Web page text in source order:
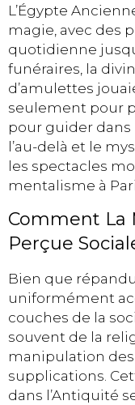
L’Égypte
magie, avec des
quotidienne
funéraires, la
d’amulettes
seulement pour
pour guider
l’au-delà et le
les spectacles
mentalisme à
Comment La
Perçue
Bien que
uniformément
couches de la
souvent de la
manipulation
supplications.
dans l’Antiquité